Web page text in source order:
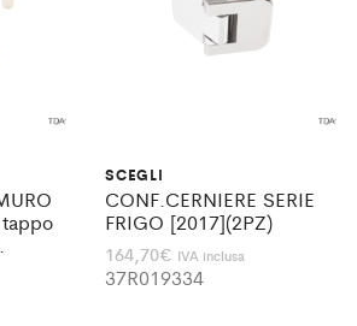
tappo
SCEGLI
CONF.CERNIERE SERIE
FRIGO [2017](2PZ)
164,70€ IVA inclusa
37R019334